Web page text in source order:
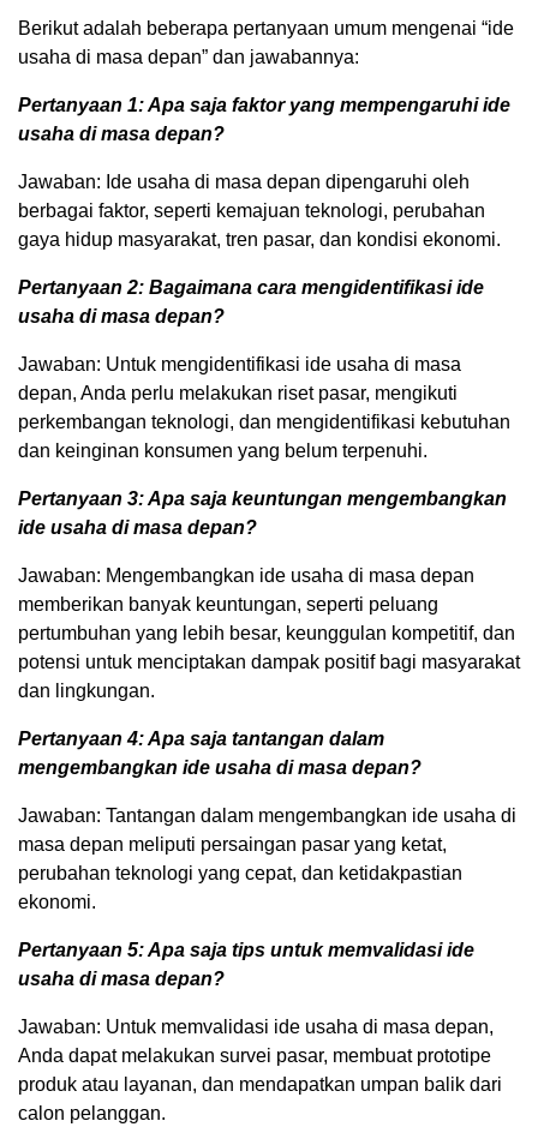
Berikut adalah beberapa pertanyaan umum mengenai “ide
usaha di masa depan” dan jawabannya:
Pertanyaan 1: Apa saja faktor yang mempengaruhi ide
usaha di masa depan?
Jawaban: Ide usaha di masa depan dipengaruhi oleh
berbagai faktor, seperti kemajuan teknologi, perubahan
gaya hidup masyarakat, tren pasar, dan kondisi ekonomi.
Pertanyaan 2: Bagaimana cara mengidentifikasi ide
usaha di masa depan?
Jawaban: Untuk mengidentifikasi ide usaha di masa
depan, Anda perlu melakukan riset pasar, mengikuti
perkembangan teknologi, dan mengidentifikasi kebutuhan
dan keinginan konsumen yang belum terpenuhi.
Pertanyaan 3: Apa saja keuntungan mengembangkan
ide usaha di masa depan?
Jawaban: Mengembangkan ide usaha di masa depan
memberikan banyak keuntungan, seperti peluang
pertumbuhan yang lebih besar, keunggulan kompetitif, dan
potensi untuk menciptakan dampak positif bagi masyarakat
dan lingkungan.
Pertanyaan 4: Apa saja tantangan dalam
mengembangkan ide usaha di masa depan?
Jawaban: Tantangan dalam mengembangkan ide usaha di
masa depan meliputi persaingan pasar yang ketat,
perubahan teknologi yang cepat, dan ketidakpastian
ekonomi.
Pertanyaan 5: Apa saja tips untuk memvalidasi ide
usaha di masa depan?
Jawaban: Untuk memvalidasi ide usaha di masa depan,
Anda dapat melakukan survei pasar, membuat prototipe
produk atau layanan, dan mendapatkan umpan balik dari
calon pelanggan.